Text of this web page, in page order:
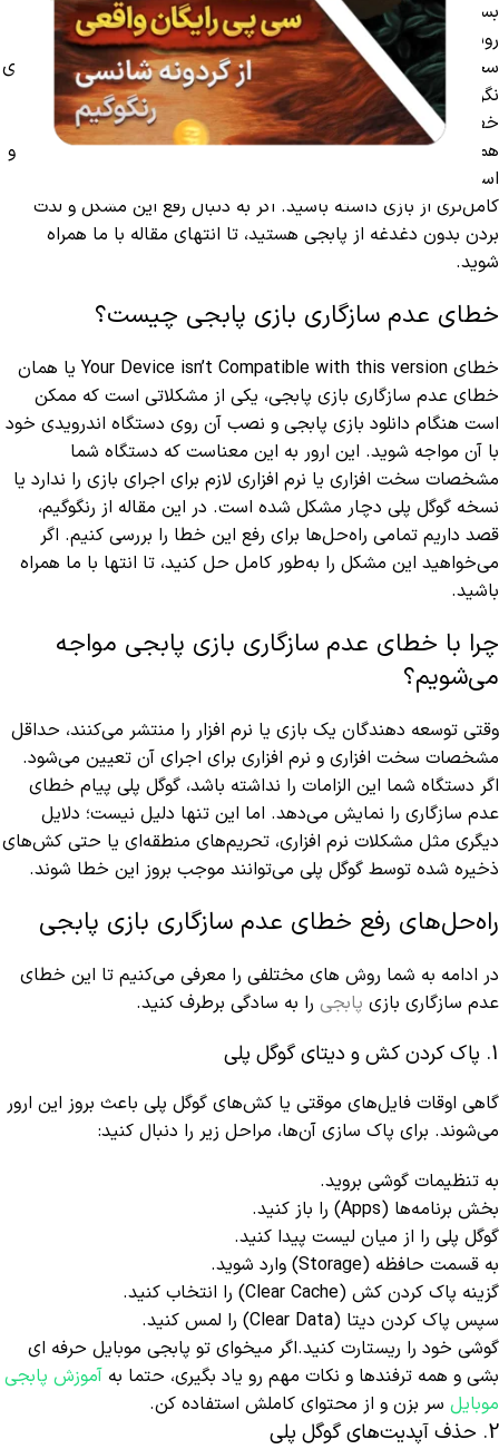
بسیاری از بازیکنان هنگام نصب یا اجرای این بازی محبوب با آن
روبه‌رو می‌شوند. این خطا می‌تواند ناشی از عوامل مختلفی باشد؛ از
سخت‌افزار و نسخه سیستم‌عامل گرفته تا مشکلات نرم‌افزاری. اما جای
نگرانی نیست! در این مطلب از رنگوگیم قصد داریم دلایل بروز این
خطا را بررسی کرده و راهکارهای کاربردی برای رفع آن ارائه دهیم.
همچنین به شما نشان می‌دهیم که چگونه با مدیریت صحیح منابع و
استفاده از امکاناتی مانند
کامل‌تری از بازی داشته باشید. اگر به دنبال رفع این مشکل و لذت‌
بردن بدون دغدغه از پابجی هستید، تا انتهای مقاله با ما همراه
شوید.
خطای عدم سازگاری بازی پابجی چیست؟
خطای Your Device isn’t Compatible with this version یا همان
خطای عدم سازگاری بازی پابجی، یکی از مشکلاتی است که ممکن
است هنگام دانلود بازی پابجی و نصب آن روی دستگاه اندرویدی خود
با آن مواجه شوید. این ارور به این معناست که دستگاه شما
مشخصات سخت‌ افزاری یا نرم‌ افزاری لازم برای اجرای بازی را ندارد یا
نسخه گوگل پلی دچار مشکل شده است. در این مقاله از رنگوگیم،
قصد داریم تمامی راه‌حل‌ها برای رفع این خطا را بررسی کنیم. اگر
می‌خواهید این مشکل را به‌طور کامل حل کنید، تا انتها با ما همراه
باشید.
چرا با خطای عدم سازگاری بازی پابجی مواجه
می‌شویم؟
وقتی توسعه‌ دهندگان یک بازی یا نرم‌ افزار را منتشر می‌کنند، حداقل
مشخصات سخت‌ افزاری و نرم‌ افزاری برای اجرای آن تعیین می‌شود.
اگر دستگاه شما این الزامات را نداشته باشد، گوگل پلی پیام خطای
عدم سازگاری را نمایش می‌دهد. اما این تنها دلیل نیست؛ دلایل
دیگری مثل مشکلات نرم‌ افزاری، تحریم‌های منطقه‌ای یا حتی کش‌های
ذخیره‌ شده توسط گوگل پلی می‌توانند موجب بروز این خطا شوند.
راه‌حل‌های رفع خطای عدم سازگاری بازی پابجی
در ادامه به شما روش های مختلفی را معرفی می‌کنیم تا این خطای
عدم سازگاری بازی پابجی را به سادگی برطرف کنید.
1. پاک کردن کش و دیتای گوگل پلی
گاهی اوقات فایل‌های موقتی یا کش‌های گوگل پلی باعث بروز این ارور
می‌شوند. برای پاک‌ سازی آن‌ها، مراحل زیر را دنبال کنید:
به تنظیمات گوشی بروید.
بخش برنامه‌ها (Apps) را باز کنید.
گوگل پلی را از میان لیست پیدا کنید.
به قسمت حافظه (Storage) وارد شوید.
گزینه پاک کردن کش (Clear Cache) را انتخاب کنید.
سپس پاک کردن دیتا (Clear Data) را لمس کنید.
گوشی خود را ریستارت کنید.اگر میخوای تو پابجی موبایل حرفه ای
بشی و همه ترفندها و نکات مهم رو یاد بگیری، حتما به آموزش پابجی
موبایل سر بزن و از محتوای کاملش استفاده کن.
2. حذف آپدیت‌های گوگل پلی